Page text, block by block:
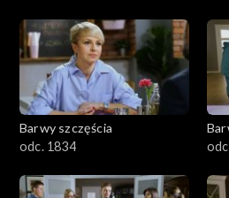
Barwy szczęścia
odc. 1834